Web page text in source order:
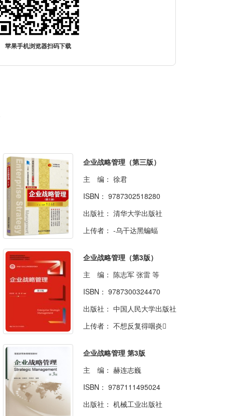
苹果手机浏览器扫码下载
企业战略管理（第三版）
主 编： 徐君
ISBN： 9787302518280
出版社： 清华大学出版社
上传者： -乌干达黑蝙蝠
企业战略管理（第3版）
主 编： 陈志军 张雷 等
ISBN： 9787300324470
出版社： 中国人民大学出版社
上传者： 不想反复得咽炎
企业战略管理 第3版
主 编： 赫连志巍
ISBN： 9787111495024
出版社： 机械工业出版社